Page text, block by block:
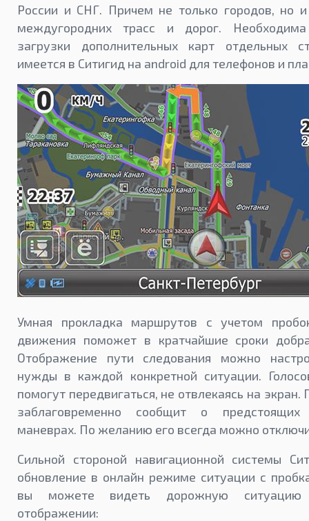
России и СНГ. Причем не только городов, но
междугородних трасс и дорог.
загрузки дополнительных карт отдельных
имеется в Ситигид на android для телефонов и
Умная прокладка маршрутов с учетом
движения поможет в кратчайшие сроки
Отображение пути следования можно
нужды в каждой конкретной ситуации.
помогут передвигаться, не отвлекаясь на экран.
заблаговременно сообщит о
маневрах. По желанию его всегда можно
Сильной стороной навигационной системы
обновление в онлайн режиме ситуации с
вы можете видеть дорожную
отображении: